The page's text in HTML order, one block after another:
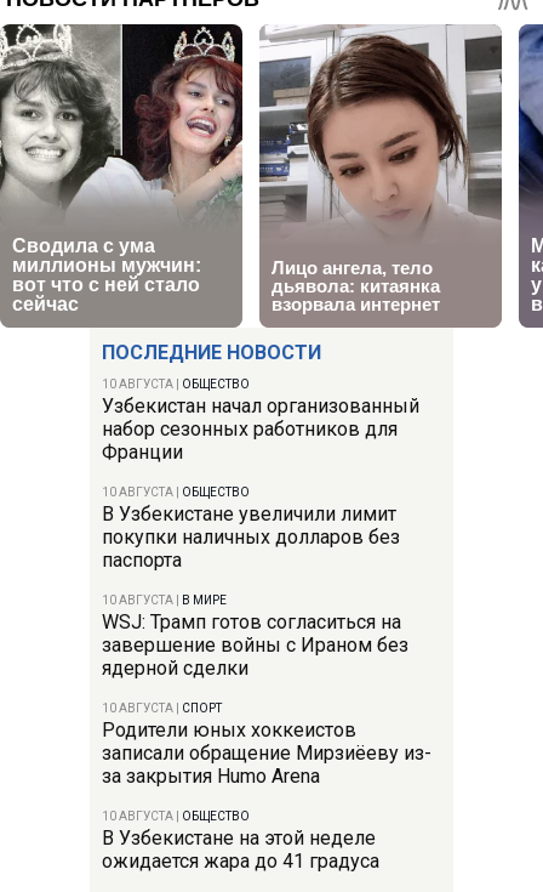
ПОСЛЕДНИЕ НОВОСТИ
10 АВГУСТА ОБЩЕСТВО
Узбекистан начал организованный
набор сезонных работников для
Франции
10 АВГУСТА ОБЩЕСТВО
В Узбекистане увеличили лимит
покупки наличных долларов без
паспорта
10 АВГУСТА В МИРЕ
WSJ: Трамп готов согласиться на
завершение войны с Ираном без
ядерной сделки
10 АВГУСТА СПОРТ
Родители юных хоккеистов
записали обращение Мирзиёеву из-
за закрытия Humo Arena
10 АВГУСТА ОБЩЕСТВО
В Узбекистане на этой неделе
ожидается жара до 41 градуса